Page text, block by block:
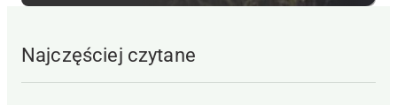
Najczęściej czytane